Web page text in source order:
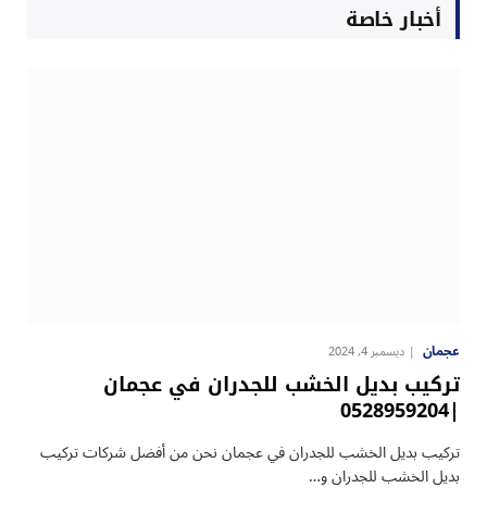
أخبار خاصة
عجمان ديسمبر 4, 2024
تركيب بديل الخشب للجدران في عجمان
|0528959204
تركيب بديل الخشب للجدران في عجمان نحن من أفضل شركات تركيب
بديل الخشب للجدران و…